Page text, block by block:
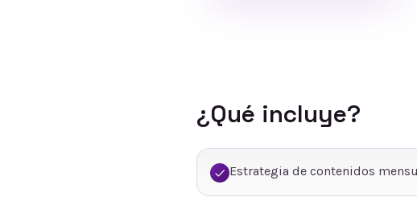
¿Qué incluye?
Estrategia de contenidos